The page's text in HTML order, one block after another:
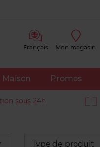
Français Mon magasin
Maison Promos
sous 24h
Type de produit